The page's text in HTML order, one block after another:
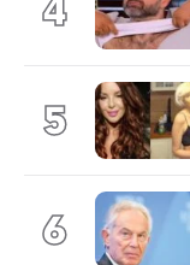
4
5
6